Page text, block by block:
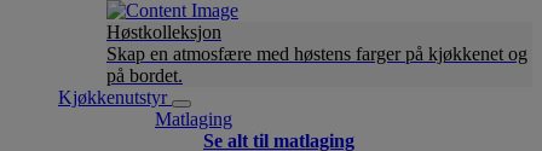
Høstkolleksjon
Skap en atmosfære med høstens farger på kjøkkenet og
på bordet.
Kjøkkenutstyr
Matlaging
Se alt til matlaging